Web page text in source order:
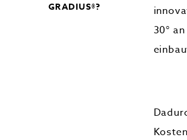
GRADIUS®?
30°